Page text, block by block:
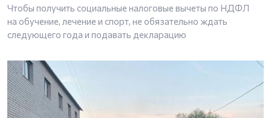
Чтобы получить социальные налоговые вычеты по НДФЛ
на обучение, лечение и спорт, не обязательно ждать
следующего года и подавать декларацию